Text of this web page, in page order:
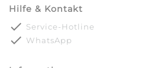
Hilfe & Kontakt
done Service-Hotline
done WhatsApp